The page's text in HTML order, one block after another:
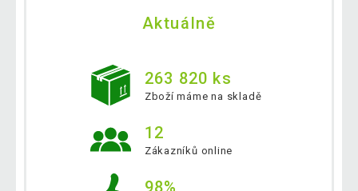
Aktuálně
263 820 ks
Zboží máme na skladě
12
Zákazníků online